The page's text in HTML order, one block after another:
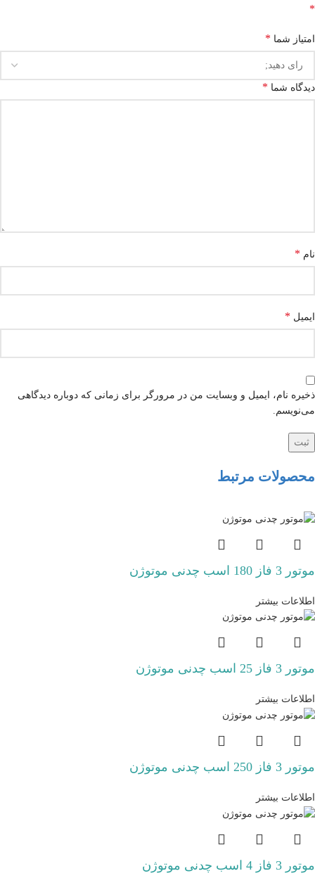
*
امتیاز شما *
دیدگاه شما *
نام *
ایمیل *
ذخیره نام، ایمیل و وبسایت من در مرورگر برای زمانی که دوباره دیدگاهی
می‌نویسم.
محصولات مرتبط
موتور 3 فاز 180 اسب چدنی موتوژن
اطلاعات بیشتر
موتور 3 فاز 25 اسب چدنی موتوژن
اطلاعات بیشتر
موتور 3 فاز 250 اسب چدنی موتوژن
اطلاعات بیشتر
موتور 3 فاز 4 اسب چدنی موتوژن